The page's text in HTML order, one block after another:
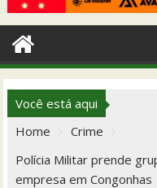
Você está aqui
Home
Crime
Polícia Militar prende
empresa em Congonhas